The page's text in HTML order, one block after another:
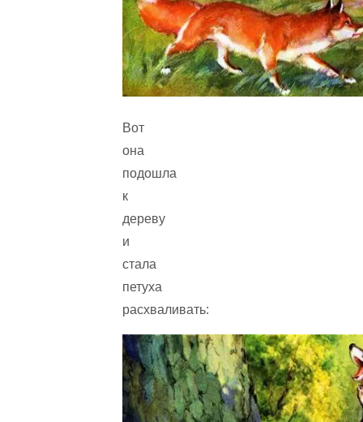
Вот
она
подошла
к
дереву
и
стала
петуха
расхваливать: